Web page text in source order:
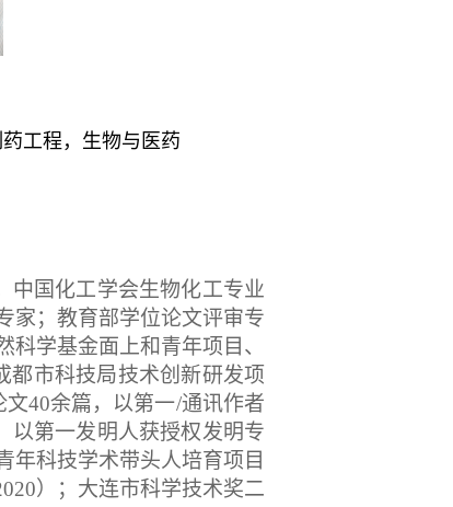
工程，生物与医药
中国化工学会生物化工专业
家；教育部学位论文评审专
科学基金面上和青年项目、
都市科技局技术创新研发项
文40余篇，以第一/通讯作者
以第一发明人获授权发明专
年科技学术带头人培育项目
）；大连市科学技术奖二